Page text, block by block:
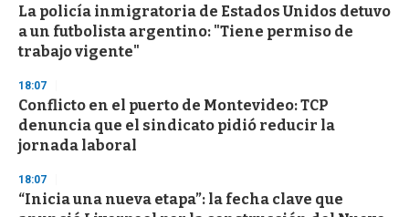
La policía inmigratoria de Estados Unidos detuvo
a un futbolista argentino: "Tiene permiso de
trabajo vigente"
18:07
Conflicto en el puerto de Montevideo: TCP
denuncia que el sindicato pidió reducir la
jornada laboral
18:07
“Inicia una nueva etapa”: la fecha clave que